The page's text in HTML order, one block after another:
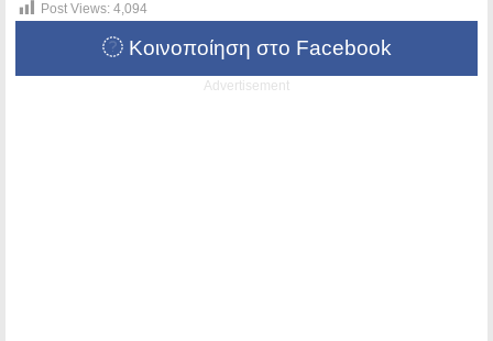
Post Views: 4,094
Κοινοποίηση στο Facebook
Advertisement